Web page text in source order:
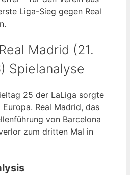
Liga-Sieg gegen Real
Madrid (21.
Spielanalyse
25 der LaLiga sorgte
Real Madrid, das
von Barcelona
zum dritten Mal in